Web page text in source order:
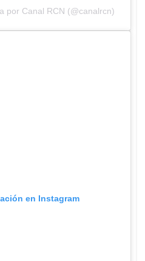
por Canal RCN (@canalrcn)
en Instagram